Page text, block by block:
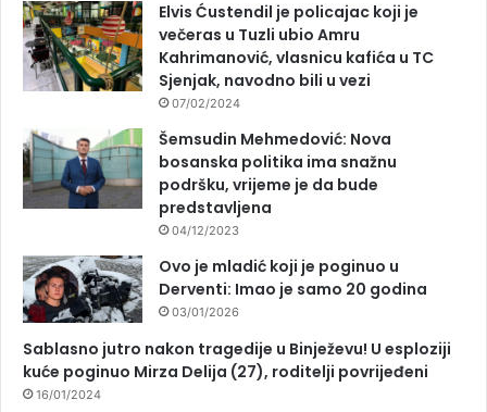
Elvis Ćustendil je policajac koji je
večeras u Tuzli ubio Amru
Kahrimanović, vlasnicu kafića u TC
Sjenjak, navodno bili u vezi
07/02/2024
Šemsudin Mehmedović: Nova
bosanska politika ima snažnu
podršku, vrijeme je da bude
predstavljena
04/12/2023
Ovo je mladić koji je poginuo u
Derventi: Imao je samo 20 godina
03/01/2026
Sablasno jutro nakon tragedije u Binježevu! U esploziji
kuće poginuo Mirza Delija (27), roditelji povrijeđeni
16/01/2024